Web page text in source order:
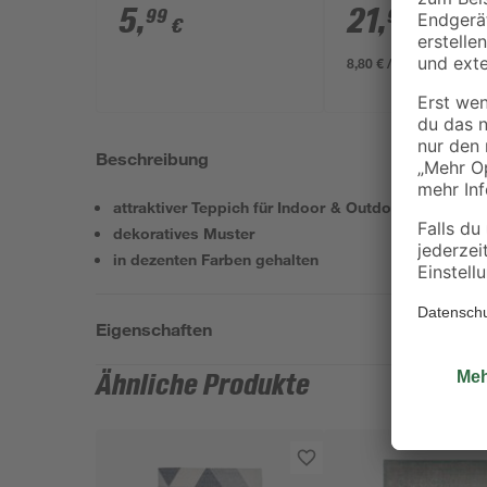
LS 80' anthrazit
5,99 € 21,99 €
8,80 € / Meter
Beschreibung
attraktiver Teppich für Indoor & Outdoor
dekoratives Muster
in dezenten Farben gehalten
Eigenschaften
Ähnliche Produkte